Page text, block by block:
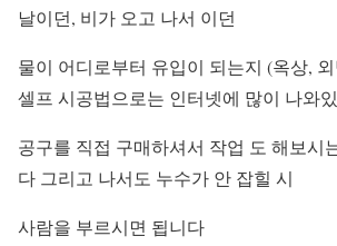
날이던, 비가 오고 나서 이던
물이 어디로부터 유입이 되는지 (옥상,
셀프 시공법으로는 인터넷에 많이 나와
공구를 직접 구매하셔서 작업 도 해보시
다 그리고 나서도 누수가 안 잡힐 시
사람을 부르시면 됩니다